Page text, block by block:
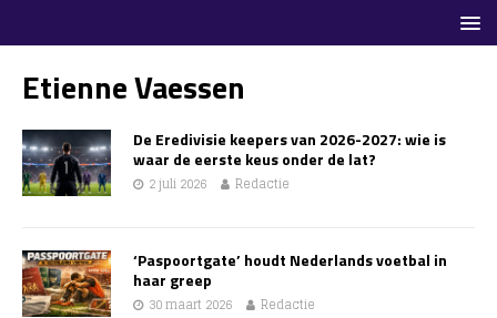
Etienne Vaessen
De Eredivisie keepers van 2026-2027: wie is
waar de eerste keus onder de lat?
2 juli 2026 Redactie
‘Paspoortgate’ houdt Nederlands voetbal in
haar greep
30 maart 2026 Redactie